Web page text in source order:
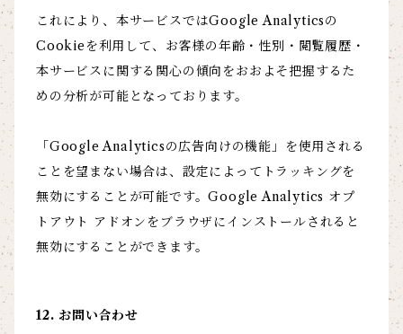
これにより、本サービスではGoogle Analyticsの
Cookieを利用して、お客様の年齢・性別・閲覧履歴・
本サービスに関する関心の傾向をおおよそ把握するた
めの分析が可能となっております。
「Google Analyticsの広告向けの機能」を使用される
ことを望まない場合は、設定によってトラッキングを
無効にすることが可能です。Google Analytics オプ
トアウト アドオンをブラウザにインストールされると
無効にすることができます。
12. お問い合わせ